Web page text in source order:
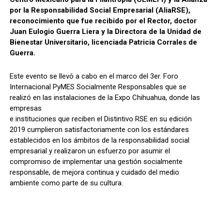
p
p
o
k
m
tir
por la Responsabilidad Social Empresarial (AliaRSE),
reconocimiento que fue recibido por el Rector, doctor
Juan Eulogio Guerra Liera y la Directora de la Unidad de
Bienestar Universitario, licenciada Patricia Corrales de
Guerra.
Este evento se llevó a cabo en el marco del 3er. Foro
Internacional PyMES Socialmente Responsables que se
realizó en las instalaciones de la Expo Chihuahua, donde las
empresas
e instituciones que reciben el Distintivo RSE en su edición
2019 cumplieron satisfactoriamente con los estándares
establecidos en los ámbitos de la responsabilidad social
empresarial y realizaron un esfuerzo por asumir el
compromiso de implementar una gestión socialmente
responsable, de mejora continua y cuidado del medio
ambiente como parte de su cultura.